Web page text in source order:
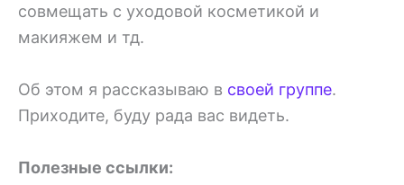
совмещать с уходовой косметикой и
макияжем и тд.
Об этом я рассказываю в своей группе.
Приходите, буду рада вас видеть.
Полезные ссылки: